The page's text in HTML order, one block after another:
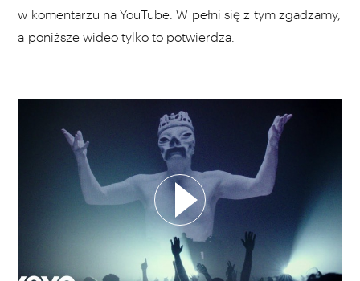
w komentarzu na YouTube. W pełni się z tym zgadzamy,
a poniższe wideo tylko to potwierdza.
WYBIERZ SWOJĄ PLAYLISTĘ
DODAJ TEN FILM DO PLAYLISTY